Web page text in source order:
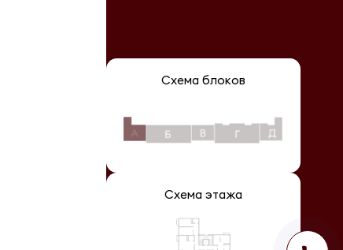
Схема блоков
Схема этажа